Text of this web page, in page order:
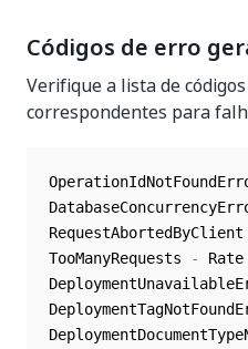
Códigos de erro
Verifique a lista de
correspondentes para
RequestAbortedByClient
TooManyRequests
-